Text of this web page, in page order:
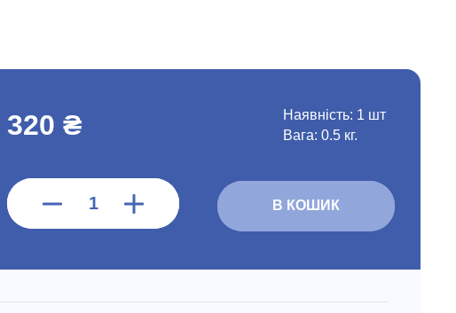
320 ₴ Наявність: 1 шт
Вага: 0.5 кг.
В КОШИК